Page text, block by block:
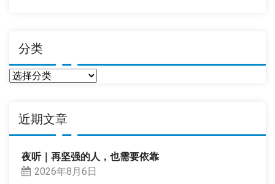
分类
分
近期文章
夜听｜再坚强的人，也需要依靠
2026年8月6日